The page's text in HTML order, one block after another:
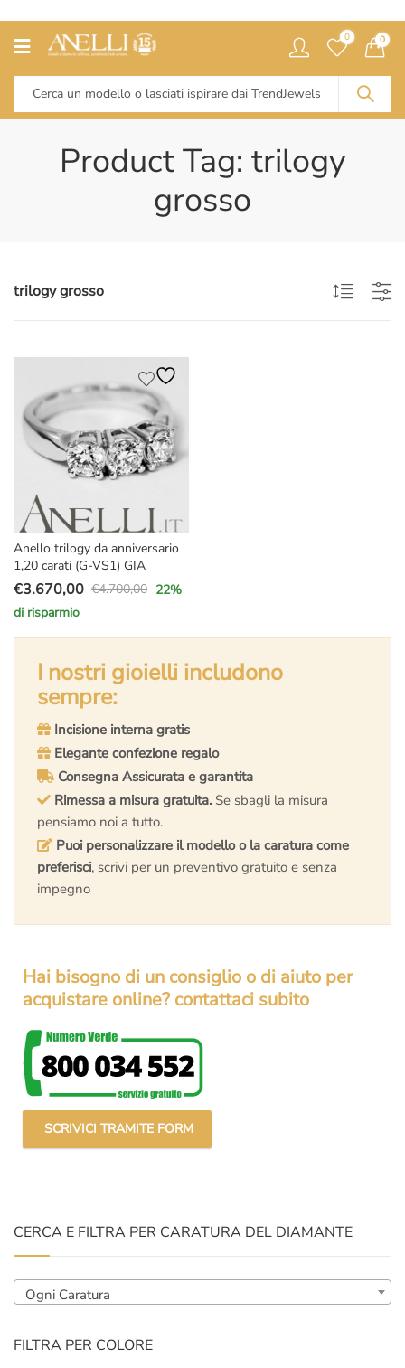
0 0
Product Tag: trilogy
grosso
trilogy grosso
Anello trilogy da anniversario
1,20 carati (G-VS1) GIA
€4.700,00
Il
prezzo
originale
€4.700,00.
€3.670,00
Il
prezzo
attuale
€3.670,00.
22%
di risparmio
I nostri gioielli includono
sempre:
Incisione interna gratis
Elegante confezione regalo
Consegna Assicurata e garantita
Rimessa a misura gratuita. Se sbagli la misura
pensiamo noi a tutto.
Puoi personalizzare il modello o la caratura come
preferisci, scrivi per un preventivo gratuito e senza
impegno
Hai bisogno di un consiglio o di aiuto per
acquistare online? contattaci subito
SCRIVICI TRAMITE FORM
CERCA E FILTRA PER CARATURA DEL DIAMANTE
Ogni Caratura
FILTRA PER COLORE